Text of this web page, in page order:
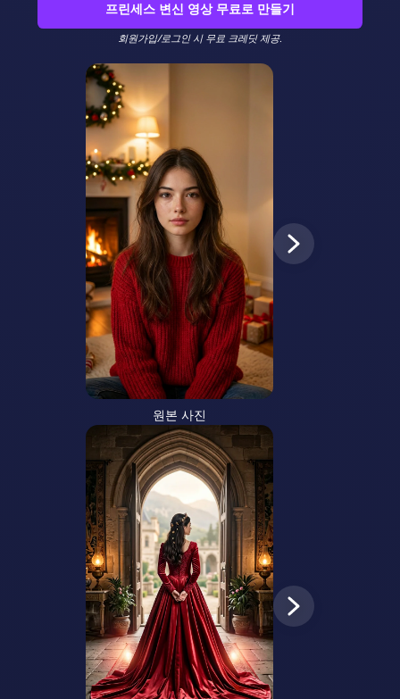
프린세스 변신 영상 무료로 만들기
회원가입/로그인 시 무료 크레딧 제공.
원본 사진